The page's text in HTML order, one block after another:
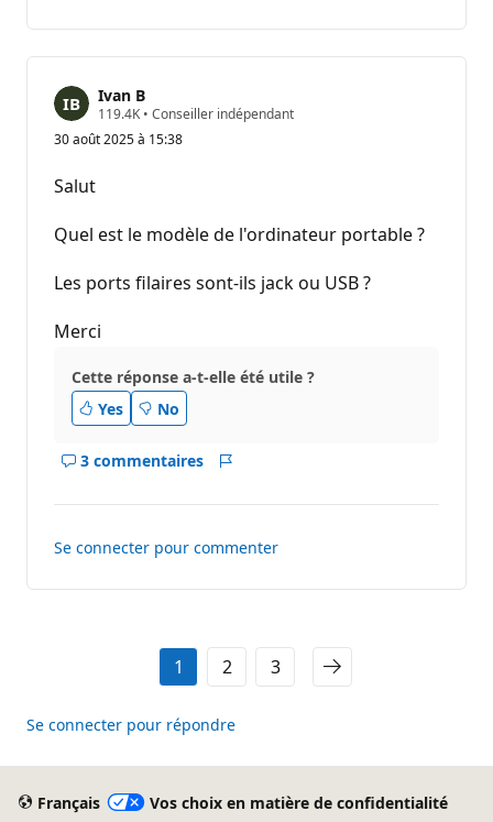
réponse
Ivan B
119.4K P
i
e
p
u
o
n
• Conseiller indépendant
30 août 2025 à 15:38
Salut
Quel est le modèle de l'ordinateur portable ?
Les ports filaires sont-ils jack ou USB ?
Merci
Cette réponse a-t-elle été utile ?
Yes
No
3 commentaires
Afficher
pour
réponse
Se connecter pour commenter
1 2 3
Se connecter pour répondre
Français Vos choix en matière de confidentialité